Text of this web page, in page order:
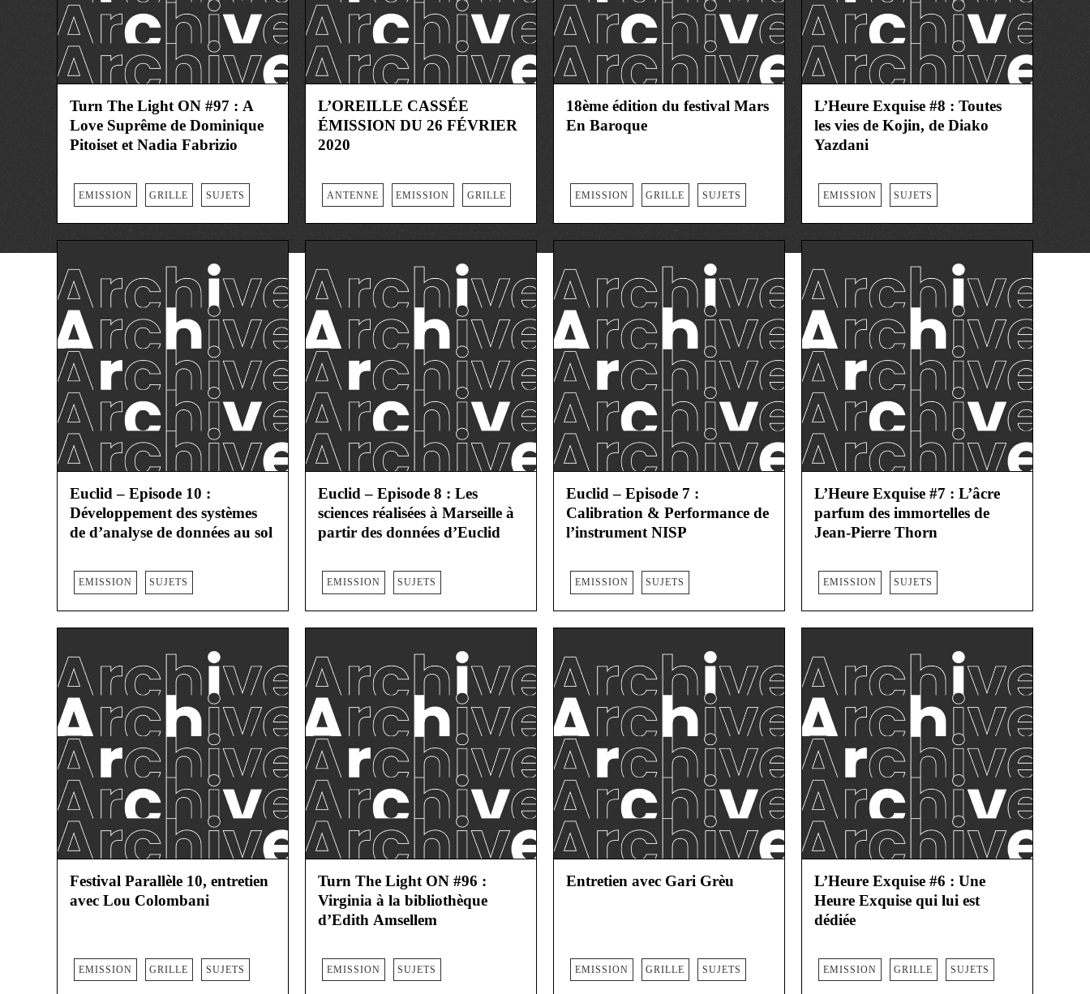
Turn The Light ON #97 : A
Love Suprême de Dominique
Pitoiset et Nadia Fabrizio
EMISSION GRILLE SUJETS
L’OREILLE CASSÉE
ÉMISSION DU 26 FÉVRIER
2020
ANTENNE EMISSION GRILLE
18ème édition du festival Mars
En Baroque
EMISSION GRILLE SUJETS
L’Heure Exquise #8 : Toutes
les vies de Kojin, de Diako
Yazdani
EMISSION SUJETS
Euclid – Episode 10 :
Développement des systèmes
de d’analyse de données au sol
EMISSION SUJETS
Euclid – Episode 8 : Les
sciences réalisées à Marseille à
partir des données d’Euclid
EMISSION SUJETS
Euclid – Episode 7 :
Calibration & Performance de
l’instrument NISP
EMISSION SUJETS
L’Heure Exquise #7 : L’âcre
parfum des immortelles de
Jean-Pierre Thorn
EMISSION SUJETS
Festival Parallèle 10, entretien
avec Lou Colombani
EMISSION GRILLE SUJETS
Turn The Light ON #96 :
Virginia à la bibliothèque
d’Edith Amsellem
EMISSION SUJETS
Entretien avec Gari Grèu
EMISSION GRILLE SUJETS
L’Heure Exquise #6 : Une
Heure Exquise qui lui est
dédiée
EMISSION GRILLE SUJETS